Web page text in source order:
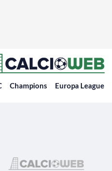
Champions Europa League